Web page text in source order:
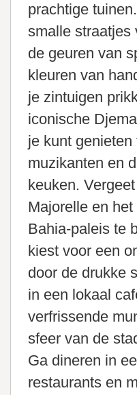
prachtige
smalle straatjes
de geuren van
kleuren van
je zintuigen
iconische
je kunt
muzikanten en
keuken.
Majorelle en
Bahia-paleis te
kiest voor een
door de drukke
in een lokaal
verfrissende
sfeer van de
Ga dineren in
restaurants en